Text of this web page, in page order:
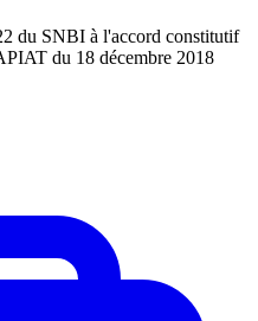
du SNBI à l'accord constitutif
du 18 décembre 2018